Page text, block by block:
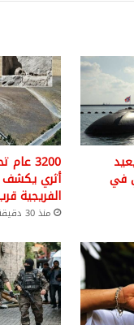
في
3200
أثري يكشف
الفريجية
منذ 30 دقيقة